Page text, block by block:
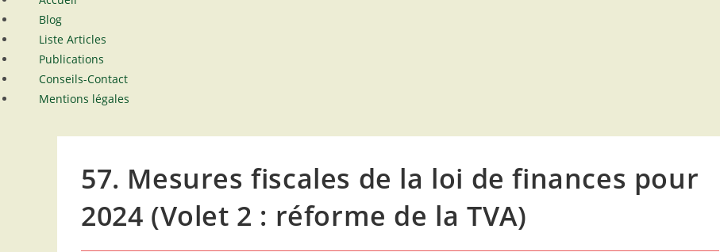
Blog
Liste Articles
Publications
Conseils-Contact
Mentions légales
57. Mesures fiscales de la loi de finances pour
2024 (Volet 2 : réforme de la TVA)